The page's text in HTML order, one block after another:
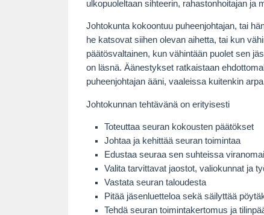
ulkopuoleltaan sihteerin, rahastonhoitajan ja
Johtokunta kokoontuu puheenjohtajan, tai
he katsovat siihen olevan aihetta, tai kun
päätösvaltainen, kun vähintään puolet sen
on läsnä. Äänestykset ratkaistaan
puheenjohtajan ääni, vaaleissa kuitenkin
Johtokunnan tehtävänä on erityisesti
Toteuttaa seuran kokousten päätökset
Johtaa ja kehittää seuran toimintaa
Edustaa seuraa sen suhteissa
Valita tarvittavat jaostot, valiokunnat ja
Vastata seuran taloudesta
Pitää jäsenluetteloa sekä säilyttää
Tehdä seuran toimintakertomus ja